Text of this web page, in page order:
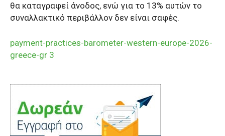
θα καταγραφεί άνοδος, ενώ για το 13% αυτών το
συναλλακτικό περιβάλλον δεν είναι σαφές.
payment-practices-barometer-western-europe-2026-
greece-gr 3